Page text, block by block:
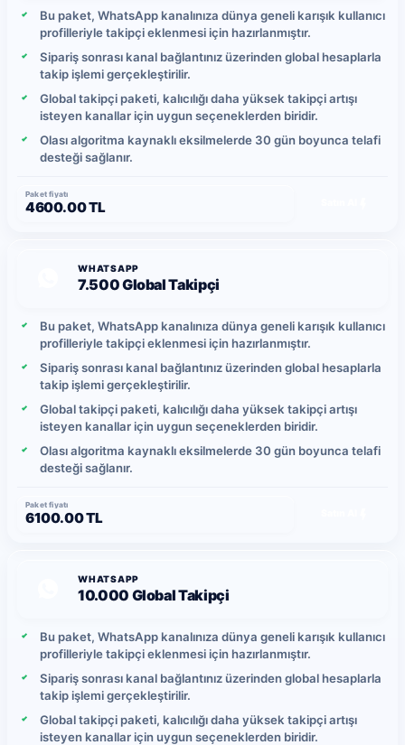
Bu paket, WhatsApp kanalınıza dünya geneli karışık kullanıcı
profilleriyle takipçi eklenmesi için hazırlanmıştır.
Sipariş sonrası kanal bağlantınız üzerinden global hesaplarla
takip işlemi gerçekleştirilir.
Global takipçi paketi, kalıcılığı daha yüksek takipçi artışı
isteyen kanallar için uygun seçeneklerden biridir.
Olası algoritma kaynaklı eksilmelerde 30 gün boyunca telafi
desteği sağlanır.
Paket fiyatı
4600.00 TL
WHATSAPP
7.500 Global Takipçi
Bu paket, WhatsApp kanalınıza dünya geneli karışık kullanıcı
profilleriyle takipçi eklenmesi için hazırlanmıştır.
Sipariş sonrası kanal bağlantınız üzerinden global hesaplarla
takip işlemi gerçekleştirilir.
Global takipçi paketi, kalıcılığı daha yüksek takipçi artışı
isteyen kanallar için uygun seçeneklerden biridir.
Olası algoritma kaynaklı eksilmelerde 30 gün boyunca telafi
desteği sağlanır.
Paket fiyatı
6100.00 TL
WHATSAPP
10.000 Global Takipçi
Bu paket, WhatsApp kanalınıza dünya geneli karışık kullanıcı
profilleriyle takipçi eklenmesi için hazırlanmıştır.
Sipariş sonrası kanal bağlantınız üzerinden global hesaplarla
takip işlemi gerçekleştirilir.
Global takipçi paketi, kalıcılığı daha yüksek takipçi artışı
isteyen kanallar için uygun seçeneklerden biridir.